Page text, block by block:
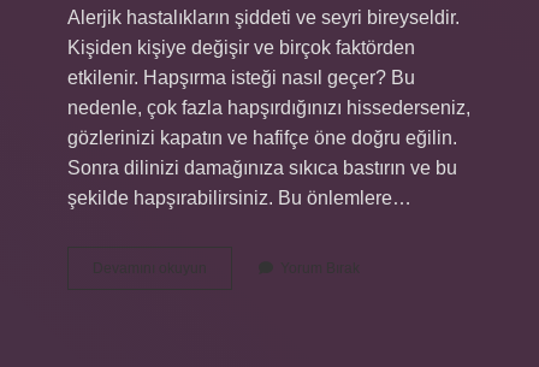
Alerjik hastalıkların şiddeti ve seyri bireyseldir.
Kişiden kişiye değişir ve birçok faktörden
etkilenir. Hapşırma isteği nasıl geçer? Bu
nedenle, çok fazla hapşırdığınızı hissederseniz,
gözlerinizi kapatın ve hafifçe öne doğru eğilin.
Sonra dilinizi damağınıza sıkıca bastırın ve bu
şekilde hapşırabilirsiniz. Bu önlemlere…